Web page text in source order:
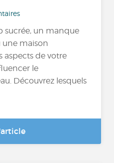
sucrée, un manque
une maison
aspects de votre
le
Découvrez lesquels